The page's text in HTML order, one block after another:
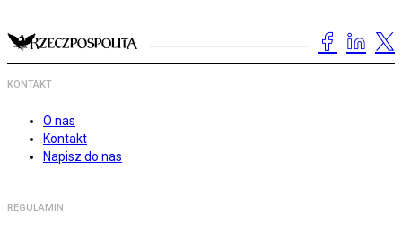
KONTAKT
O nas
Kontakt
Napisz do nas
REGULAMIN